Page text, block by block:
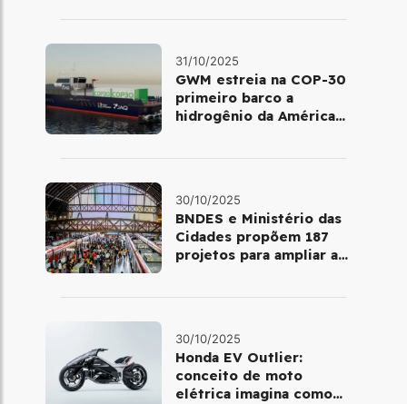
31/10/2025
GWM estreia na COP-30
primeiro barco a
hidrogênio da América
30/10/2025
BNDES e Ministério das
Cidades propõem 187
projetos para ampliar a
30/10/2025
Honda EV Outlier:
conceito de moto
elétrica imagina como